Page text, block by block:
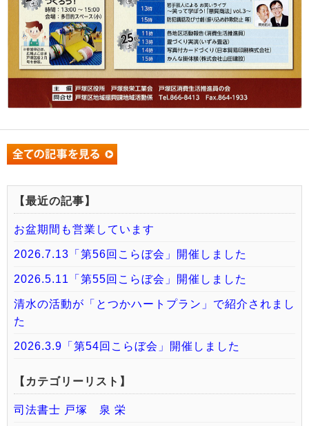
【最近の記事】
お盆期間も営業しています
2026.7.13「第56回こらぼ会」開催しました
2026.5.11「第55回こらぼ会」開催しました
清水の活動が「とつかハートプラン」で紹介されまし
た
2026.3.9「第54回こらぼ会」開催しました
【カテゴリーリスト】
司法書士 戸塚 泉 栄